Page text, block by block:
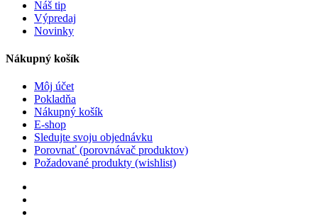
Náš tip
Výpredaj
Novinky
Nákupný košík
Môj účet
Pokladňa
Nákupný košík
E-shop
Sledujte svoju objednávku
Porovnať (porovnávač produktov)
Požadované produkty (wishlist)